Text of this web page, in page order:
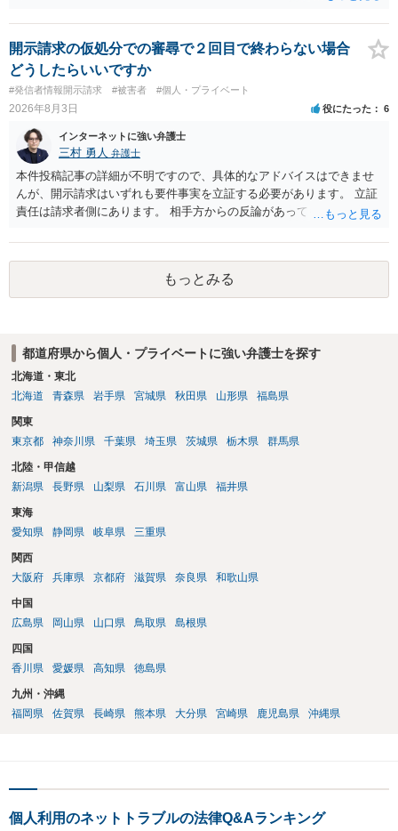
開示請求の仮処分での審尋で２回目で終わらない場合
どうしたらいいですか
#発信者情報開示請求 #被害者 #個人・プライベート
2026年8月3日 役にたった 6
インターネットに強い弁護士
三村 勇人 弁護士
本件投稿記事の詳細が不明ですので、具体的なアドバイスはできませ
んが、開示請求はいずれも要件事実を立証する必要があります。 立証
責任は請求者側にあります。 相手方からの反論があっても、裁判官が
方が口頭で反論したのは、仮処分は迅速性が要求されるためです。 書
面での反論となれば、より遅延する可能性がございます。 また、本件
はXのため、APのIPアドレスの保存期間の問題もございます。 開示請
求は法律知識が不可欠ですが、それだけでは足りず、実務を踏まえた
もっとみる
都道府県から個人・プライベートに強い弁護士を探す
北海道・東北
北海道
青森県 岩手県 宮城県 秋田県 山形県 福島県
関東
東京都
神奈川県 千葉県 埼玉県 茨城県 栃木県 群馬県
北陸・甲信越
新潟県
長野県 山梨県 石川県 富山県 福井県
東海
愛知県
静岡県 岐阜県 三重県
関西
大阪府
兵庫県 京都府 滋賀県 奈良県 和歌山県
中国
広島県
岡山県 山口県 鳥取県 島根県
四国
香川県
愛媛県 高知県 徳島県
九州・沖縄
福岡県
佐賀県 長崎県 熊本県 大分県 宮崎県 鹿児島県 沖縄県
個人利用のネットトラブルの法律Q&Aランキング